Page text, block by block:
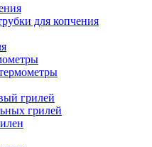
для копчения
грилей
грилей